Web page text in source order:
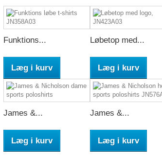
Funktions...
Læg i kurv
Løbetop med...
Læg i kurv
James &...
Læg i kurv
James &...
Læg i kurv